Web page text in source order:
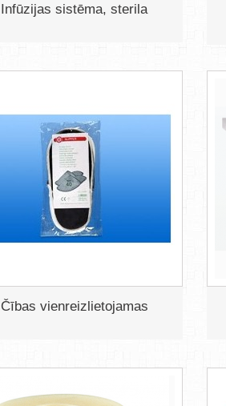
Infūzijas sistēma, sterila
Čības vienreizlietojamas